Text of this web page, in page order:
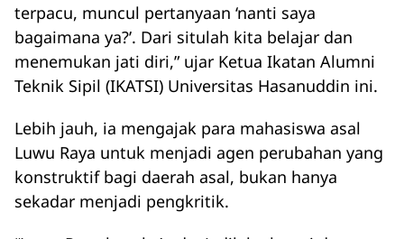
terpacu, muncul pertanyaan ‘nanti saya
bagaimana ya?’. Dari situlah kita belajar dan
menemukan jati diri,” ujar Ketua Ikatan Alumni
Teknik Sipil (IKATSI) Universitas Hasanuddin ini.
Lebih jauh, ia mengajak para mahasiswa asal
Luwu Raya untuk menjadi agen perubahan yang
konstruktif bagi daerah asal, bukan hanya
sekadar menjadi pengkritik.